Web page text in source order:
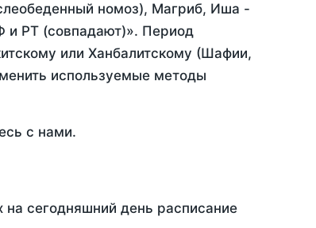
номоз), Магриб, Иша -
и РТ (совпадают)». Период
или Ханбалитскому (Шафии,
используемые методы
с нами.
сегодняшний день расписание